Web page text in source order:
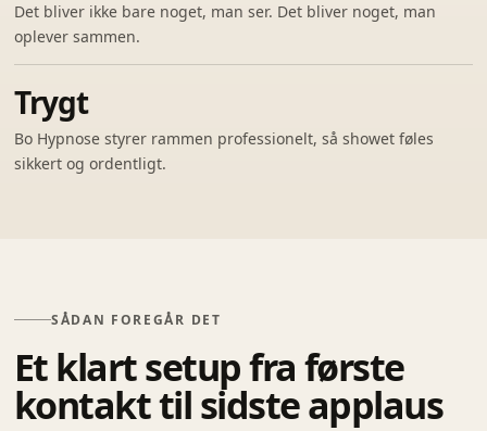
Det bliver ikke bare noget, man ser. Det bliver noget, man
oplever sammen.
Trygt
Bo Hypnose styrer rammen professionelt, så showet føles
sikkert og ordentligt.
SÅDAN FOREGÅR DET
Et klart setup fra første
kontakt til sidste applaus